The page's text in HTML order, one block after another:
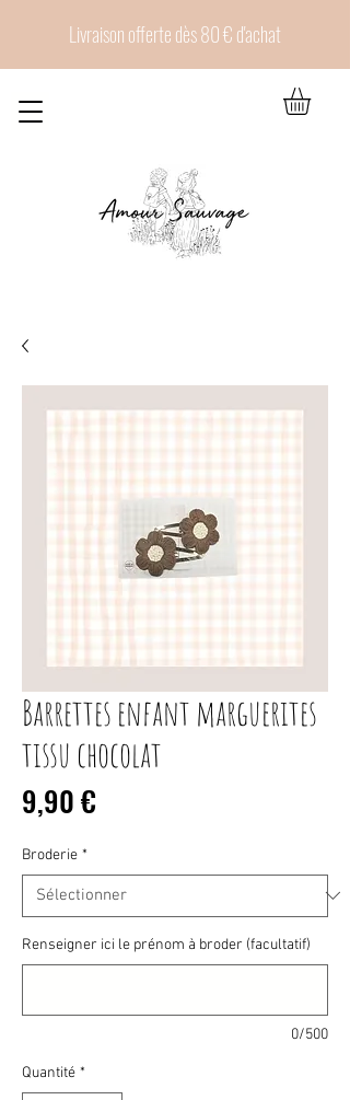
Livraison offerte dès 80 € d'achat
Barrettes enfant marguerites
tissu chocolat
9,90 €
Broderie *
Renseigner ici le prénom à broder (facultatif)
0/500
Quantité *